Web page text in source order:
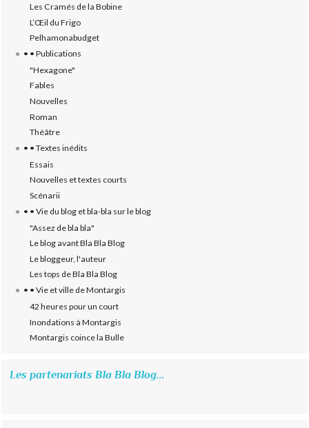
Les Cramés de la Bobine
L’‎Œil du Frigo
Pelhamonabudget
• • Publications
"Hexagone"
Fables
Nouvelles
Roman
Théâtre
• • Textes inédits
Essais
Nouvelles et textes courts
Scénarii
• • Vie du blog et bla-bla sur le blog
"Assez de bla bla"
Le blog avant Bla Bla Blog
Le bloggeur, l'auteur
Les tops de Bla Bla Blog
• • Vie et ville de Montargis
42 heures pour un court
Inondations à Montargis
Montargis coince la Bulle
Les partenariats Bla Bla Blog...